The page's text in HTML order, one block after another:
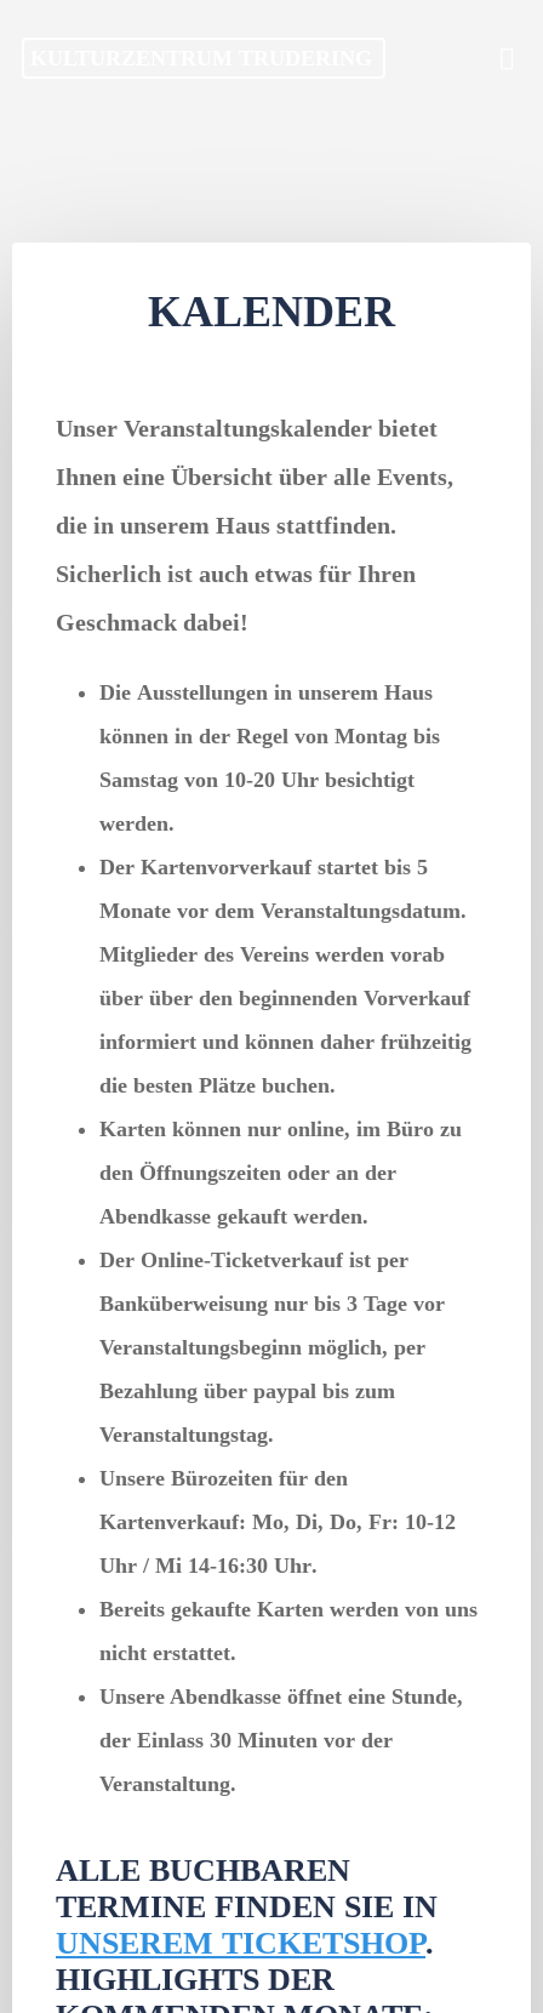
KALENDER
Unser Veranstaltungskalender bietet
Ihnen eine Übersicht über alle Events,
die in unserem Haus stattfinden.
Sicherlich ist auch etwas für Ihren
Geschmack dabei!
Die Ausstellungen in unserem Haus
können in der Regel von Montag bis
Samstag von 10-20 Uhr besichtigt
werden.
Der Kartenvorverkauf startet bis 5
Monate vor dem Veranstaltungsdatum.
Mitglieder des Vereins werden vorab
über über den beginnenden Vorverkauf
informiert und können daher frühzeitig
die besten Plätze buchen.
Karten können nur online, im Büro zu
den Öffnungszeiten oder an der
Abendkasse gekauft werden.
Der Online-Ticketverkauf ist per
Banküberweisung nur bis 3 Tage vor
Veranstaltungsbeginn möglich, per
Bezahlung über paypal bis zum
Veranstaltungstag.
Unsere Bürozeiten für den
Kartenverkauf: Mo, Di, Do, Fr: 10-12
Uhr / Mi 14-16:30 Uhr.
Bereits gekaufte Karten werden von uns
nicht erstattet.
Unsere Abendkasse öffnet eine Stunde,
der Einlass 30 Minuten vor der
Veranstaltung.
ALLE BUCHBAREN
TERMINE FINDEN SIE IN
UNSEREM TICKETSHOP.
HIGHLIGHTS DER